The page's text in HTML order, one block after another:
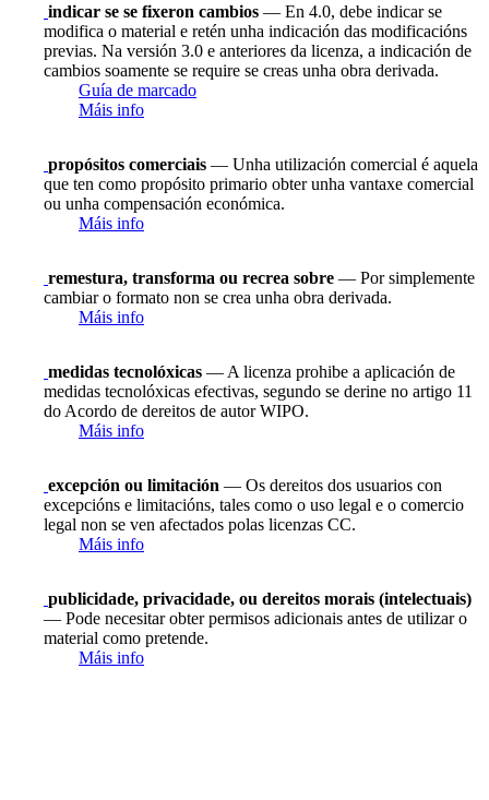
indicar se se fixeron cambios — En 4.0, debe indicar se
modifica o material e retén unha indicación das modificacións
previas. Na versión 3.0 e anteriores da licenza, a indicación de
cambios soamente se require se creas unha obra derivada.
Guía de marcado
Máis info
propósitos comerciais — Unha utilización comercial é aquela
que ten como propósito primario obter unha vantaxe comercial
ou unha compensación económica.
Máis info
remestura, transforma ou recrea sobre — Por simplemente
cambiar o formato non se crea unha obra derivada.
Máis info
medidas tecnolóxicas — A licenza prohibe a aplicación de
medidas tecnolóxicas efectivas, segundo se derine no artigo 11
do Acordo de dereitos de autor WIPO.
Máis info
excepción ou limitación — Os dereitos dos usuarios con
excepcións e limitacións, tales como o uso legal e o comercio
legal non se ven afectados polas licenzas CC.
Máis info
publicidade, privacidade, ou dereitos morais (intelectuais)
— Pode necesitar obter permisos adicionais antes de utilizar o
material como pretende.
Máis info